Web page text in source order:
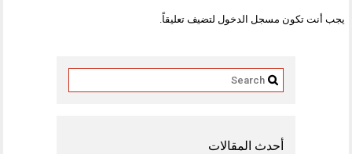
يجب أنت تكون مسجل الدخول لتضيف تعليقاً.
أحدث المقالات